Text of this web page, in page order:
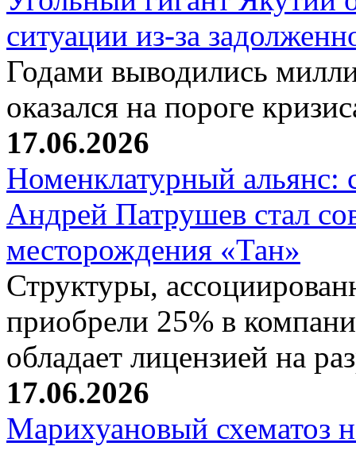
ситуации из-за
Годами выводились
оказался на пороге
17.06.2026
Номенклатурный альянс:
Андрей Патрушев стал
месторождения «Тан»
Структуры,
приобрели 25% в
обладает лицензией на
17.06.2026
Марихуановый схематоз